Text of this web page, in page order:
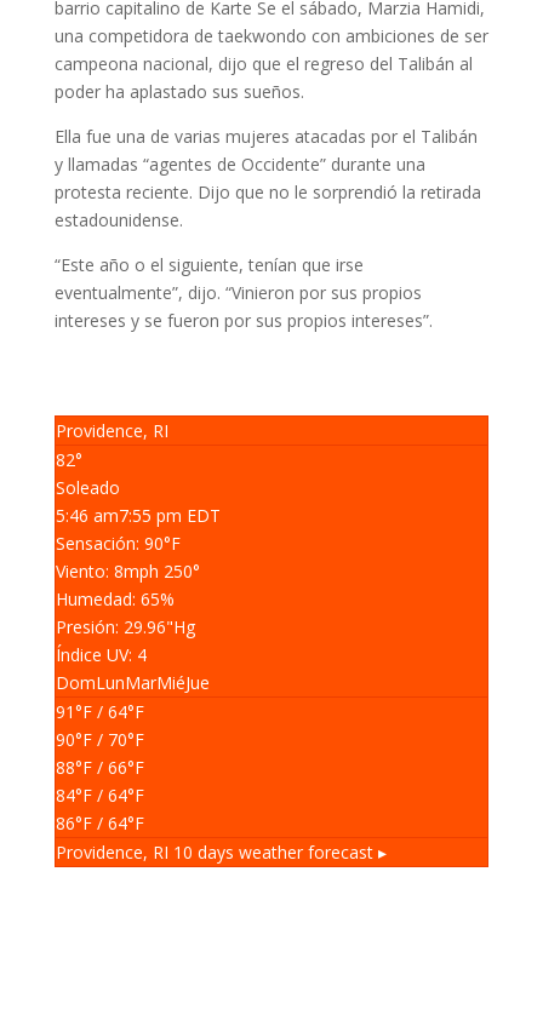
barrio capitalino de Karte Se el sábado, Marzia Hamidi,
una competidora de taekwondo con ambiciones de ser
campeona nacional, dijo que el regreso del Talibán al
poder ha aplastado sus sueños.
Ella fue una de varias mujeres atacadas por el Talibán
y llamadas “agentes de Occidente” durante una
protesta reciente. Dijo que no le sorprendió la retirada
estadounidense.
“Este año o el siguiente, tenían que irse
eventualmente”, dijo. “Vinieron por sus propios
intereses y se fueron por sus propios intereses”.
Providence, RI
82°
Soleado
5:46 am7:55 pm EDT
Sensación: 90°F
Viento: 8mph 250°
Humedad: 65%
Presión: 29.96"Hg
Índice UV: 4
DomLunMarMiéJue
91°F/ 64°F
90°F/ 70°F
88°F/ 66°F
84°F/ 64°F
86°F/ 64°F
Providence, RI 10 days weather forecast ▸